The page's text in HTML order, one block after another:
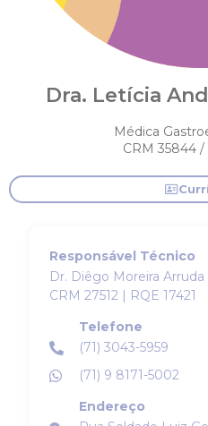
Dra. Letícia
Médica
CRM 35844 /
Responsável Técnico
Dr. Diêgo Moreira Arruda
CRM 27512 | RQE 17421
Telefone
(71) 3043-5959
(71) 9 8171-5002
Endereço